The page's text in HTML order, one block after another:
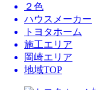
２色
ハウスメーカー
トヨタホーム
施工エリア
岡崎エリア
地域TOP